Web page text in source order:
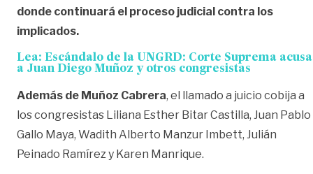
donde continuará el proceso judicial contra los
implicados.
Lea: Escándalo de la UNGRD: Corte Suprema acusa
a Juan Diego Muñoz y otros congresistas
Además de Muñoz Cabrera, el llamado a juicio cobija a
los congresistas Liliana Esther Bitar Castilla, Juan Pablo
Gallo Maya, Wadith Alberto Manzur Imbett, Julián
Peinado Ramírez y Karen Manrique.